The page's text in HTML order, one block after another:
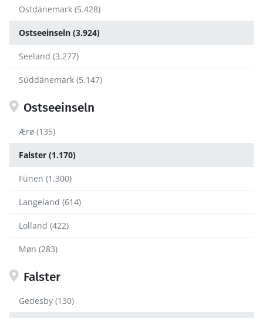
Ostdänemark (5.428)
Ostseeinseln (3.924)
Seeland (3.277)
Süddänemark (5.147)
Ostseeinseln
Ærø (135)
Falster (1.170)
Fünen (1.300)
Langeland (614)
Lolland (422)
Møn (283)
Falster
Gedesby (130)